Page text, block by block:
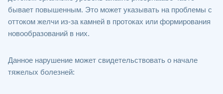
бывает повышенным. Это может указывать на проблемы с
оттоком желчи из-за камней в протоках или формирования
новообразований в них.
Данное нарушение может свидетельствовать о начале
тяжелых болезней: